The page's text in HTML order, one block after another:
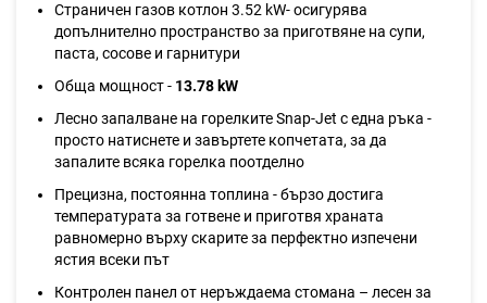
Страничен газов котлон 3.52 kW- осигурява
допълнително пространство за приготвяне на супи,
паста, сосове и гарнитури
Обща мощност - 13.78 kW
Лесно запалване на горелките Snap-Jet с една ръка -
просто натиснете и завъртете копчетата, за да
запалите всяка горелка поотделно
Прецизна, постоянна топлина - бързо достига
температурата за готвене и приготвя храната
равномерно върху скарите за перфектно изпечени
ястия всеки път
Контролен панел от неръждаема стомана – лесен за